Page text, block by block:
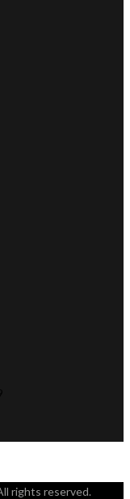
rights reserved.